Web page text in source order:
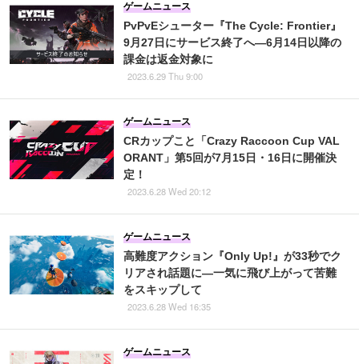
PvPvEシューター『The Cycle: Frontier』
9月27日にサービス終了へ―6月14日以降の
課金は返金対象に
ゲームニュース
2023.6.29 Thu 9:00
CRカップこと「Crazy Raccoon Cup VAL
ORANT」第5回が7月15日・16日に開催決
定！
ゲームニュース
2023.6.28 Wed 20:12
高難度アクション『Only Up!』が33秒でク
リアされ話題に―一気に飛び上がって苦難
をスキップして
ゲームニュース
2023.6.28 Wed 16:35
ゲームニュース